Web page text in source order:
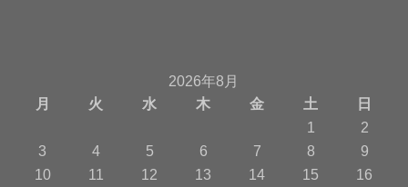
2026年8月
月
火 水 木 金 土
日
1
2
3
4 5 6 7 8
9
10
11 12 13 14 15 16